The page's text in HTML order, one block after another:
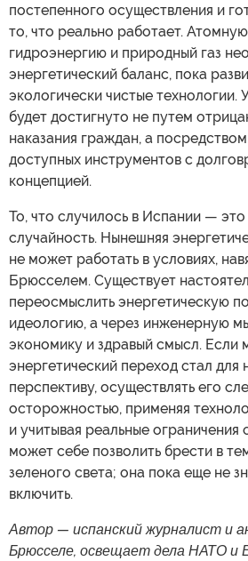
постепенного осуществления и
то, что реально работает.
гидроэнергию и природный газ
энергетический баланс, пока
экологически чистые технологии.
будет достигнуто не путем
наказания граждан, а
доступных инструментов с
концепцией.
То, что случилось в Испании —
случайность. Нынешняя
не может работать в условиях,
Брюсселем. Существует
переосмыслить энергетическую
идеологию, а через инженерную
экономику и здравый смысл. Если
энергетический переход стал для
перспективу, осуществлять его
осторожностью, применяя
и учитывая реальные ограничения
может себе позволить брести в
зеленого света; она пока еще не
включить.
Автор — испанский журналист и
Брюсселе, освещает дела НАТО и